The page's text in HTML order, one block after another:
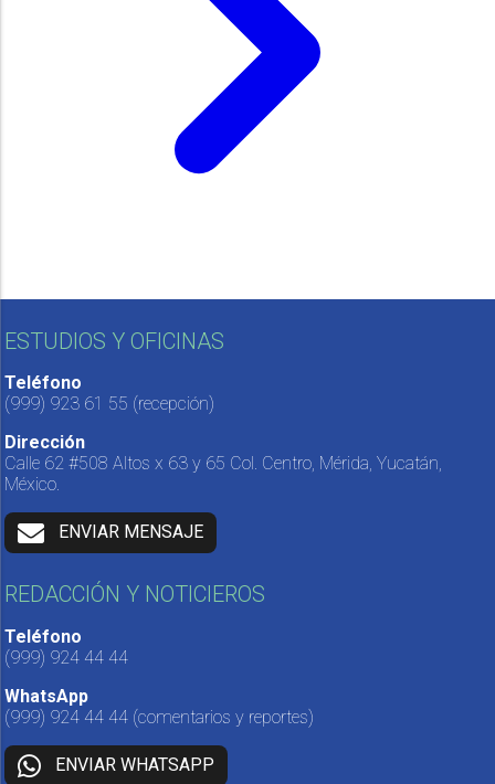
ESTUDIOS Y OFICINAS
Teléfono
(999) 923 61 55 (recepción)
Dirección
Calle 62 #508 Altos x 63 y 65 Col. Centro, Mérida, Yucatán,
México.
ENVIAR MENSAJE
REDACCIÓN Y NOTICIEROS
Teléfono
(999) 924 44 44
WhatsApp
(999) 924 44 44 (comentarios y reportes)
ENVIAR WHATSAPP